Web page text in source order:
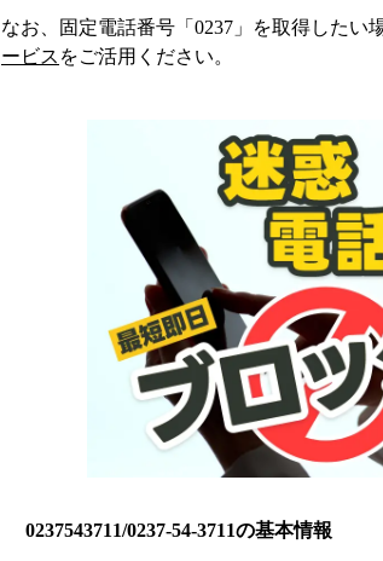
なお、固定電話番号「 0237 」を取得したい
ービス をご活用ください。
0237543711/0237-54-3711の基本情報